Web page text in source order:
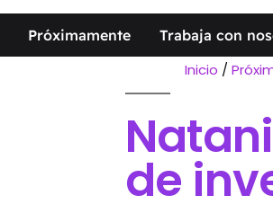
Próximamente Trabaja con
Inicio /
de